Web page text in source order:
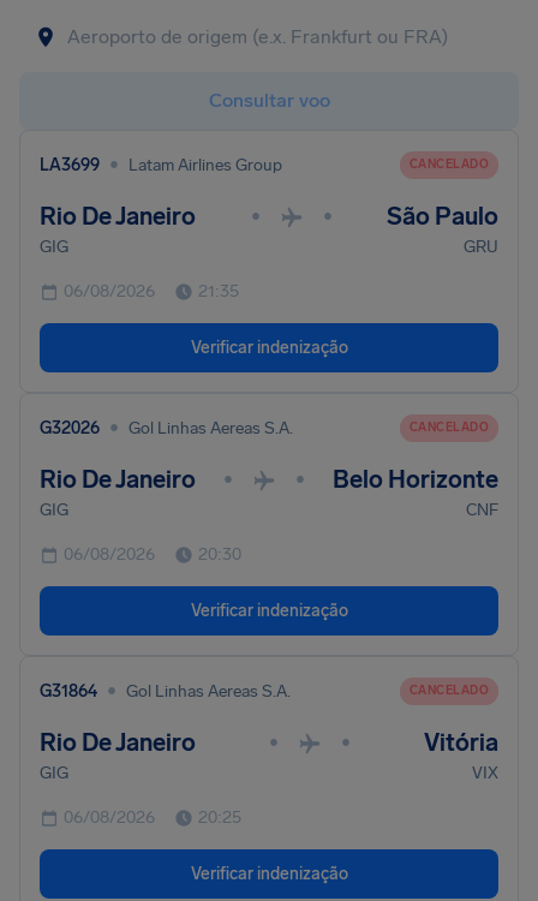
Consultar voo
LA3699 • Latam Airlines Group CANCELADO
Rio De Janeiro • • São Paulo
GIG GRU
06/08/2026 21:35
Verificar indenização
G32026 • Gol Linhas Aereas S.A. CANCELADO
Rio De Janeiro • • Belo Horizonte
GIG CNF
06/08/2026 20:30
Verificar indenização
G31864 • Gol Linhas Aereas S.A. CANCELADO
Rio De Janeiro • • Vitória
GIG VIX
06/08/2026 20:25
Verificar indenização